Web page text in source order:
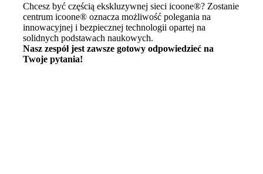
Chcesz być częścią ekskluzywnej sieci icoone®? Zostanie
centrum icoone® oznacza możliwość polegania na
innowacyjnej i bezpiecznej technologii opartej na
solidnych podstawach naukowych.
Nasz zespół jest zawsze gotowy odpowiedzieć na
Twoje pytania!